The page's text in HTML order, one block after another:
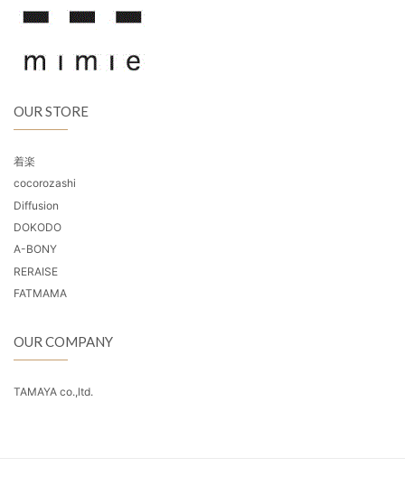
OUR STORE
着楽
cocorozashi
Diffusion
DOKODO
A-BONY
RERAISE
FATMAMA
OUR COMPANY
TAMAYA co.,ltd.